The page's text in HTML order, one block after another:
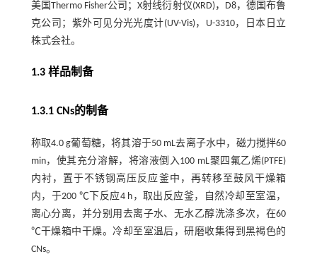
美国Thermo Fisher公司；X射线衍射仪(XRD)，D8，德国布鲁
克公司；紫外可见分光光度计(UV-Vis)，U-3310，日本日立
株式会社。
1.3 样品制备
1.3.1 CNs的制备
称取4.0 g葡萄糖，将其溶于50 mL去离子水中，磁力搅拌60
min，使其充分溶解，将溶液倒入100 mL聚四氟乙烯(PTFE)
内衬，置于不锈钢高压反应釜中，再转移至鼓风干燥箱
内，于200 ℃下反应4 h，取出反应釜，自然冷却至室温，
离心分离，并分别用去离子水、无水乙醇洗涤多次，在60
℃干燥箱中干燥。冷却至室温后，研磨收集得到黑褐色的
CNs。